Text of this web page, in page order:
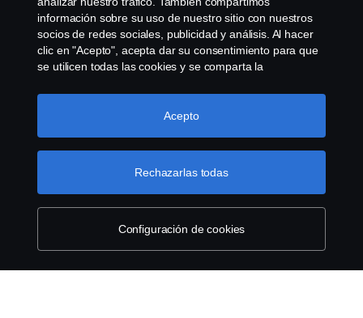
Configuración de cookies
reservados. Scania Argentina S.A.U. - Piedrabuena
5400, Grand Bourg, CP (1615) Buenos Aires,
Argentina. Tel. (54) 03327 45 1000
información sobre su uso de nuestro sitio con nuestros
socios de redes sociales, publicidad y análisis. Al hacer
clic en "Acepto", acepta dar su consentimiento para que
se utilicen todas las cookies y se comparta la
haciendo clic en "Configuración de cookies" y
seleccionando las categorías que desea aceptar. Para
Más información sobre su privacidad
Configuración de cookies
Rechazarlas todas
Acepto